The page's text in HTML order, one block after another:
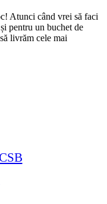
Atunci când vrei să faci
pentru un buchet de
livrăm cele mai